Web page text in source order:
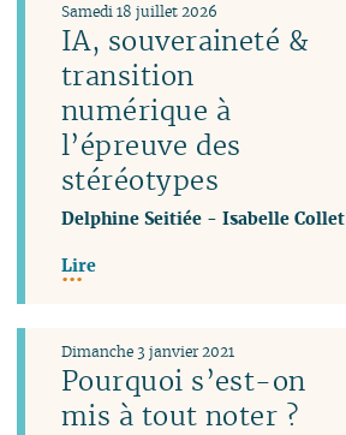
IA, souveraineté &
transition
numérique à
l’épreuve des
stéréotypes
Samedi 18 juillet 2026
Delphine Seitiée -Isabelle Collet
Lire
Pourquoi s’est-on
mis à tout noter ?
Dimanche 3 janvier 2021